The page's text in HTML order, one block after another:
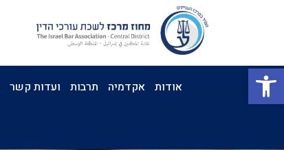
פתח סרגל נגישות אודות אקדמיה תרבות ועדות קשר